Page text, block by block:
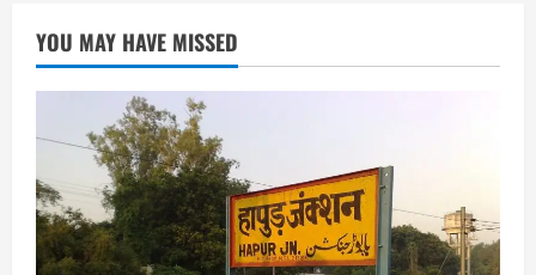
YOU MAY HAVE MISSED